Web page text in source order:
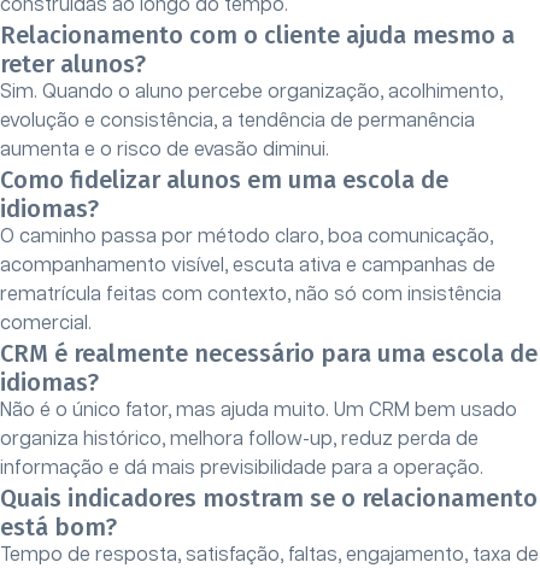
construídas ao longo do tempo.
Relacionamento com o cliente ajuda mesmo a
reter alunos?
Sim. Quando o aluno percebe organização, acolhimento,
evolução e consistência, a tendência de permanência
aumenta e o risco de evasão diminui.
Como fidelizar alunos em uma escola de
idiomas?
O caminho passa por método claro, boa comunicação,
acompanhamento visível, escuta ativa e campanhas de
rematrícula feitas com contexto, não só com insistência
comercial.
CRM é realmente necessário para uma escola de
idiomas?
Não é o único fator, mas ajuda muito. Um CRM bem usado
organiza histórico, melhora follow-up, reduz perda de
informação e dá mais previsibilidade para a operação.
Quais indicadores mostram se o relacionamento
está bom?
Tempo de resposta, satisfação, faltas, engajamento, taxa de